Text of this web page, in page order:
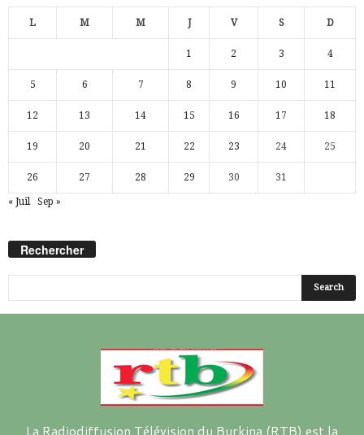
L M M J V S D
1 2 3 4
5 6 7 8 9 10 11
12 13 14 15 16 17 18
19 20 21 22 23 24 25
26 27 28 29 30 31
« Juil Sep »
Rechercher
La Radiodiffusion Télévision du Burkina (RTB) est la